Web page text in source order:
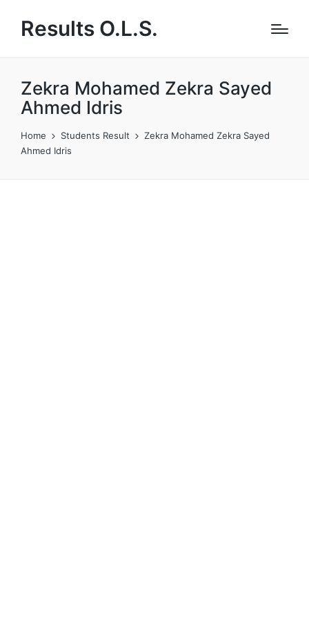
Results O.L.S.
Zekra Mohamed Zekra Sayed
Ahmed Idris
Home Students Result
Zekra Mohamed Zekra Sayed
Ahmed Idris